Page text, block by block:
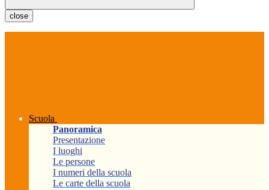
close
Scuola
Panoramica
Presentazione
I luoghi
Le persone
I numeri della scuola
Le carte della scuola